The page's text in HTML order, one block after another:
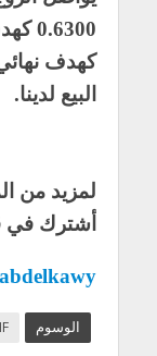
كهدف نهائي
البيع لدينا.
لمزيد من
أشترك في
الوسوم